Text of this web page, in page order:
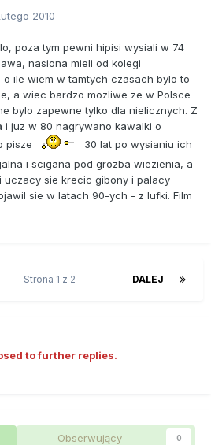
2010
poza tym pewni hipisi wysiali w 74
nasiona mieli od kolegi
ile wiem w tamtych czasach bylo to
a wiec bardzo mozliwe ze w Polsce
bylo zapewne tylko dla nielicznych. Z
i juz w 80 nagrywano kawalki o
pisze
30 lat po wysianiu ich
i scigana pod grozba wiezienia, a
uczacy sie krecic gibony i palacy
sie w latach 90-ych - z lufki. Film
DALEJ
Strona 1 z 2
to further replies.
Obserwujący 0